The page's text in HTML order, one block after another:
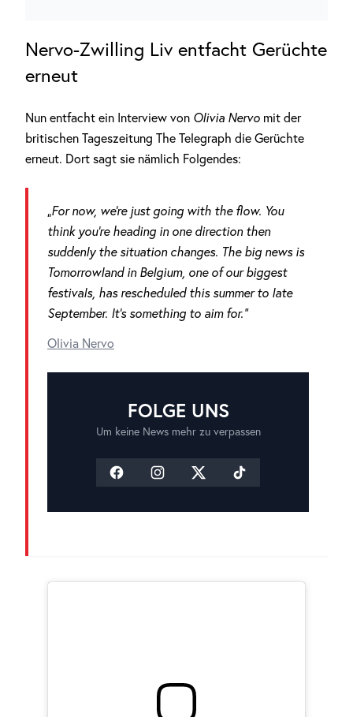
Nervo-Zwilling Liv entfacht Gerüchte
erneut
Nun entfacht ein Interview von Olivia Nervo mit der
britischen Tageszeitung The Telegraph die Gerüchte
erneut. Dort sagt sie nämlich Folgendes:
„For now, we’re just going with the flow. You
think you’re heading in one direction then
suddenly the situation changes. The big news is
Tomorrowland in Belgium, one of our biggest
festivals, has rescheduled this summer to late
September. It’s something to aim for.“
Olivia Nervo
FOLGE UNS
Um keine News mehr zu verpassen